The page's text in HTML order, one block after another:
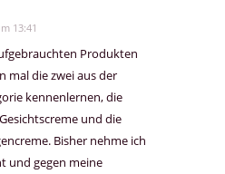
13:41
Produkten
mal die zwei aus der
kennenlernen, die
und die
Bisher nehme ich
und gegen meine